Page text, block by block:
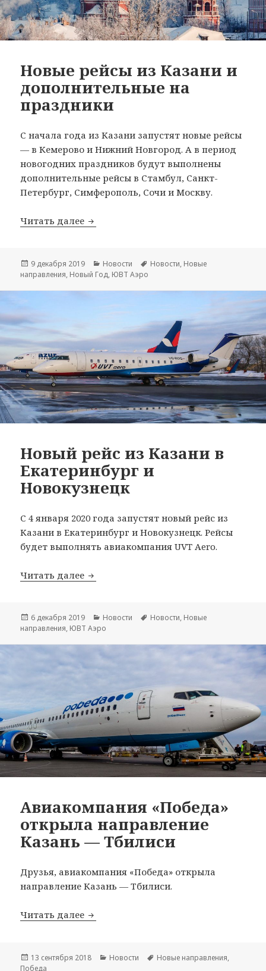
Новые рейсы из Казани и
дополнительные на
праздники
С начала года из Казани запустят новые рейсы
— в Кемерово и Нижний Новгород. А в период
новогодних праздников будут выполнены
дополнительные рейсы в Стамбул, Санкт-
Петербург, Симферополь, Сочи и Москву.
Читать далее Новые рейсы из Казани и
Опубликовано
9 декабря 2019 Рубрики
Новости Метки
Новости, Новые
направления, Новый Год, ЮВТ Аэро
Новый рейс из Казани в
Екатеринбург и
Новокузнецк
С 4 января 2020 года запустят новый рейс из
Казани в Екатеринбург и Новокузнецк. Рейсы
будет выполнять авиакомпания UVT Aero.
Читать далее Новый рейс из Казани в
Опубликовано
6 декабря 2019 Рубрики
Новости Метки
Новости, Новые
направления, ЮВТ Аэро
Авиакомпания «Победа»
открыла направление
Казань — Тбилиси
Друзья, авиакомпания «Победа» открыла
направление Казань — Тбилиси.
Читать далее Авиакомпания «Победа» открыла
Опубликовано
13 сентября 2018 Рубрики
Новости Метки
Новые направления,
Победа